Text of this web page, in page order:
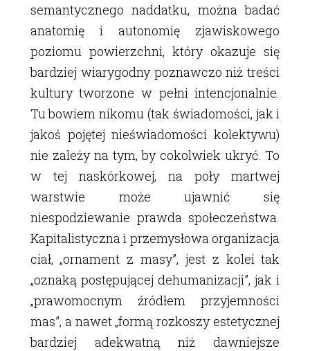
semantycznego naddatku, można badać
anatomię i autonomię zjawiskowego
poziomu powierzchni, który okazuje się
bardziej wiarygodny poznawczo niż treści
kultury tworzone w pełni intencjonalnie.
Tu bowiem nikomu (tak świadomości, jak i
jakoś pojętej nieświadomości kolektywu)
nie zależy na tym, by cokolwiek ukryć. To
w tej naskórkowej, na poły martwej
warstwie może ujawnić się
niespodziewanie prawda społeczeństwa.
Kapitalistyczna i przemysłowa organizacja
ciał, „ornament z masy”, jest z kolei tak
„oznaką postępującej dehumanizacji”, jak i
„prawomocnym źródłem przyjemności
mas”, a nawet „formą rozkoszy estetycznej
bardziej adekwatną niż dawniejsze